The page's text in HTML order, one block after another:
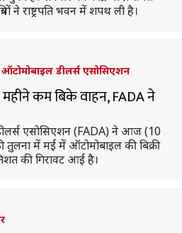
ने राष्ट्रपति भवन में शपथ ली है।
डीलर्स एसोसिएशन
कम बिके वाहन, FADA ने
एसोसिएशन (FADA) ने आज (10
में मई में ऑटोमोबाइल की बिक्री
की गिरावट आई है।